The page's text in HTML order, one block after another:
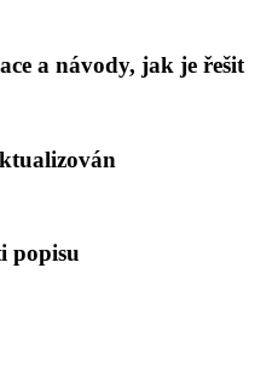
a návody, jak je řešit
popisu